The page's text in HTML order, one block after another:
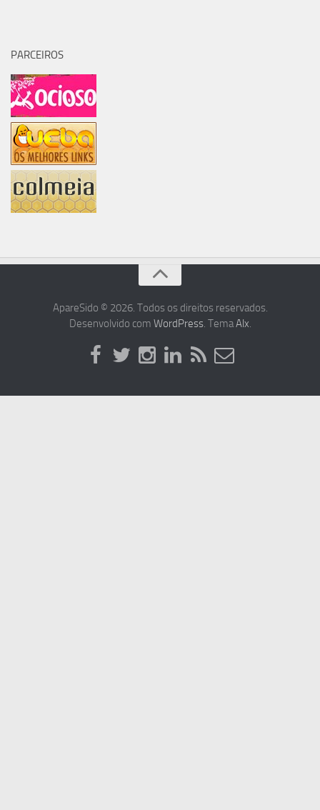
PARCEIROS
ApareSido © 2026. Todos os direitos reservados.
Desenvolvido com WordPress. TemaAlx.